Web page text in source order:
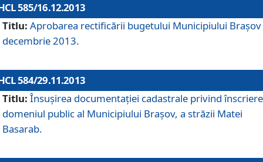
585/16.12.2013
Titlu: Aprobarea rectificării bugetului Municipiului Braşov
decembrie 2013.
584/29.11.2013
Titlu: Însuşirea documentaţiei cadastrale privind
domeniul public al Municipiului Braşov, a străzii Matei
Basarab.